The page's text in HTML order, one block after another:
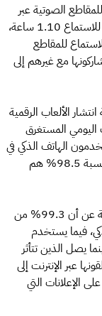
للمقاطع الصوتية عبر
الإنترنت، فيما بلغ متوسط الوقت اليومي المستغرق للاستماع 1.10 ساعة،
للمقاطع
مع غيرهم إلى
الألعاب الرقمية
الوقت اليومي المستغرق
يستخدمون الهاتف الذكي في
اللعب، وأن الفئة الأكثر ممارسة للعب عبر الإنترنت بنسبة 98.5% هم
وعلى صعيد سوق الإعلانات الرقمية، كشفت الدراسة عن أن 99.3% من
فيما يستخدم
يصل الذين تتأثر
عبر الإنترنت إلى
على الإعلانات التي